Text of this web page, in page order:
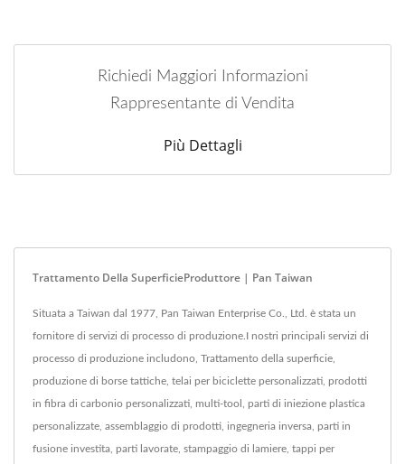
Richiedi Maggiori Informazioni
Rappresentante di Vendita
Più Dettagli
Trattamento Della SuperficieProduttore | Pan Taiwan
Situata a Taiwan dal 1977, Pan Taiwan Enterprise Co., Ltd. è stata un
fornitore di servizi di processo di produzione.I nostri principali servizi di
processo di produzione includono, Trattamento della superficie,
produzione di borse tattiche, telai per biciclette personalizzati, prodotti
in fibra di carbonio personalizzati, multi-tool, parti di iniezione plastica
personalizzate, assemblaggio di prodotti, ingegneria inversa, parti in
fusione investita, parti lavorate, stampaggio di lamiere, tappi per